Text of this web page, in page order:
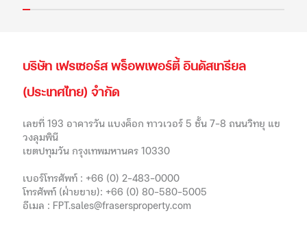
บริษัท เฟรเซอร์ส พร็อพเพอร์ตี้ อินดัสเทรียล
(ประเทศไทย) จำกัด
เลขที่ 193 อาคารวัน แบงค็อก ทาวเวอร์ 5 ชั้น 7-8 ถนนวิทยุ แข
วงลุมพินี
เขตปทุมวัน กรุงเทพมหานคร 10330
เบอร์โทรศัพท์ : +66 (0) 2-483-0000
โทรศัพท์ (ฝ่ายขาย): +66 (0) 80-580-5005
อีเมล : FPT.sales@frasersproperty.com